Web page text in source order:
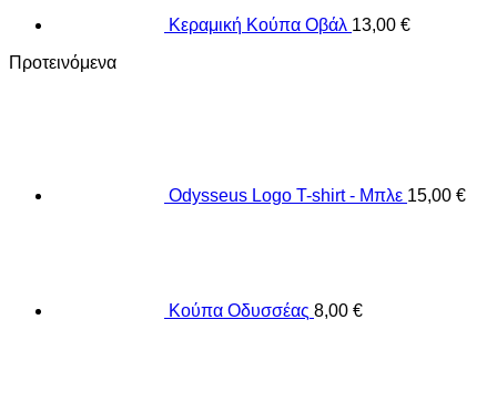
Κεραμική Κούπα Οβάλ 13,00 €
Προτεινόμενα
Odysseus Logo T-shirt - Μπλε 15,00 €
Κούπα Οδυσσέας 8,00 €